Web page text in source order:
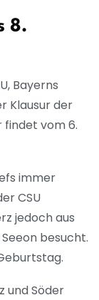
8.
Bayerns
Klausur der
findet vom 6.
immer
CSU
jedoch aus
besucht.
und Söder